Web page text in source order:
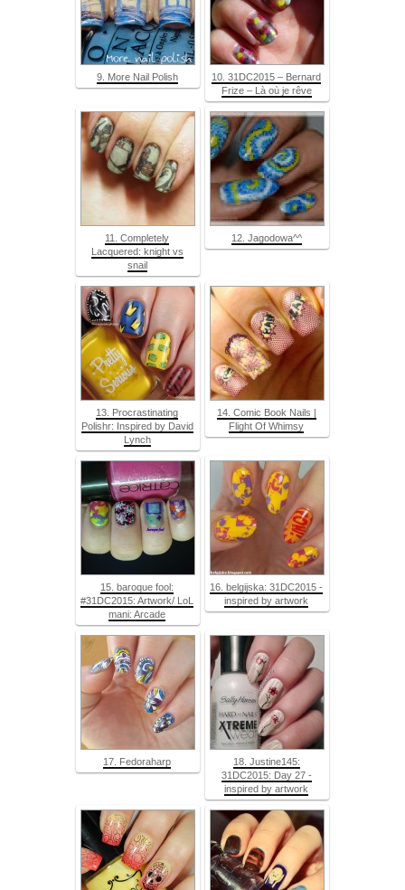
9. More Nail Polish
10. 31DC2015 – Bernard
Frize – Là où je rêve
11. Completely
Lacquered: knight vs
snail
12. Jagodowa^^
13. Procrastinating
Polishr: Inspired by David
Lynch
14. Comic Book Nails |
Flight Of Whimsy
15. baroque fool:
#31DC2015: Artwork/ LoL
mani: Arcade
16. belgijska: 31DC2015 -
inspired by artwork
17. Fedoraharp
18. Justine145:
31DC2015: Day 27 -
inspired by artwork